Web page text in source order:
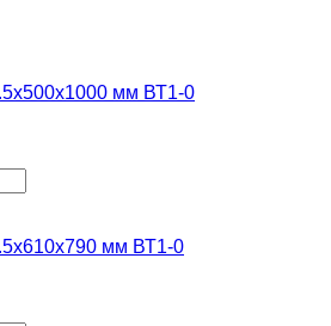
мм ВТ1-0
мм ВТ1-0